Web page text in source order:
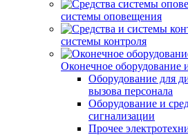
системы оповещения
системы контроля
Оконечное оборудование
Оборудование для
вызова персонала
Оборудование и
сигнализации
Прочее